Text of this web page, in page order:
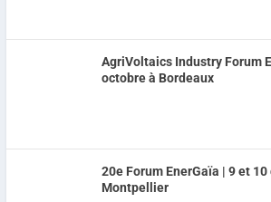
AgriVoltaics Industry Forum
octobre à Bordeaux
20e Forum EnerGaïa | 9 et
Montpellier